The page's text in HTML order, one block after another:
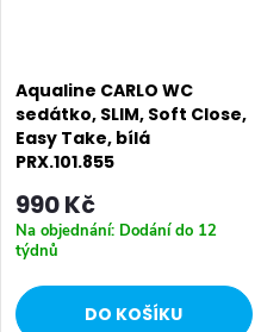
Aqualine CARLO WC
sedátko, SLIM, Soft Close,
Easy Take, bílá
PRX.101.855
990 Kč
Na objednání: Dodání do 12
týdnů
DO KOŠÍKU